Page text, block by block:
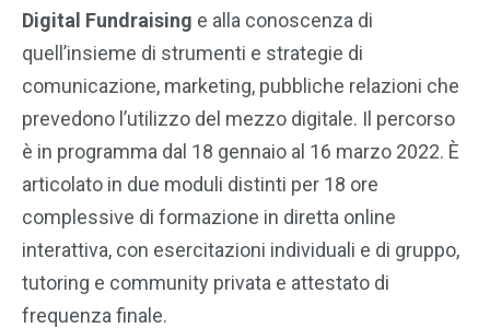
Digital Fundraising e alla conoscenza di
quell’insieme di strumenti e strategie di
comunicazione, marketing, pubbliche relazioni che
prevedono l’utilizzo del mezzo digitale. Il percorso
è in programma dal 18 gennaio al 16 marzo 2022. È
articolato in due moduli distinti per 18 ore
complessive di formazione in diretta online
interattiva, con esercitazioni individuali e di gruppo,
tutoring e community privata e attestato di
frequenza finale.